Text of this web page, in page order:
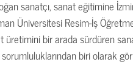
sanatçı, sanat eğitimine
Üniversitesi Resim-İş
bir arada sürdüren
biri olarak